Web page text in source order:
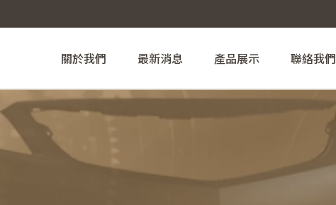
關於我們 最新消息 產品展示 聯絡我們